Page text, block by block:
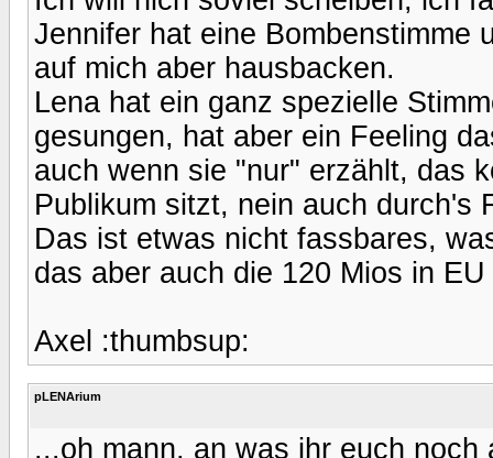
Jennifer hat eine Bombenstimme
auf mich aber hausbacken.
Lena hat ein ganz spezielle
gesungen, hat aber ein Feeling
auch wenn sie "nur" erzählt, das
Publikum sitzt, nein auch durch's
Das ist etwas nicht fassbares,
das aber auch die 120 Mios in
Axel :thumbsup:
pLENArium
...oh mann, an was ihr euch noch